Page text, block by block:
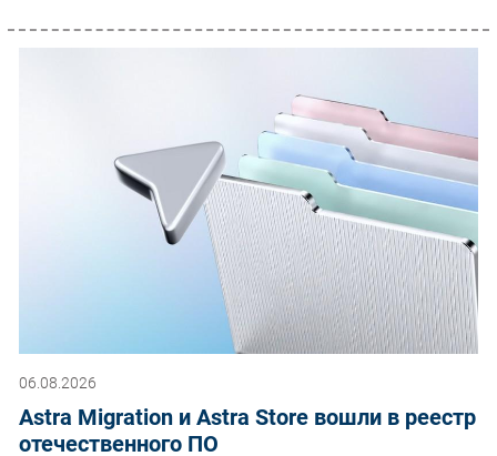
06.08.2026
Astra Migration и Astra Store вошли в реестр
отечественного ПО